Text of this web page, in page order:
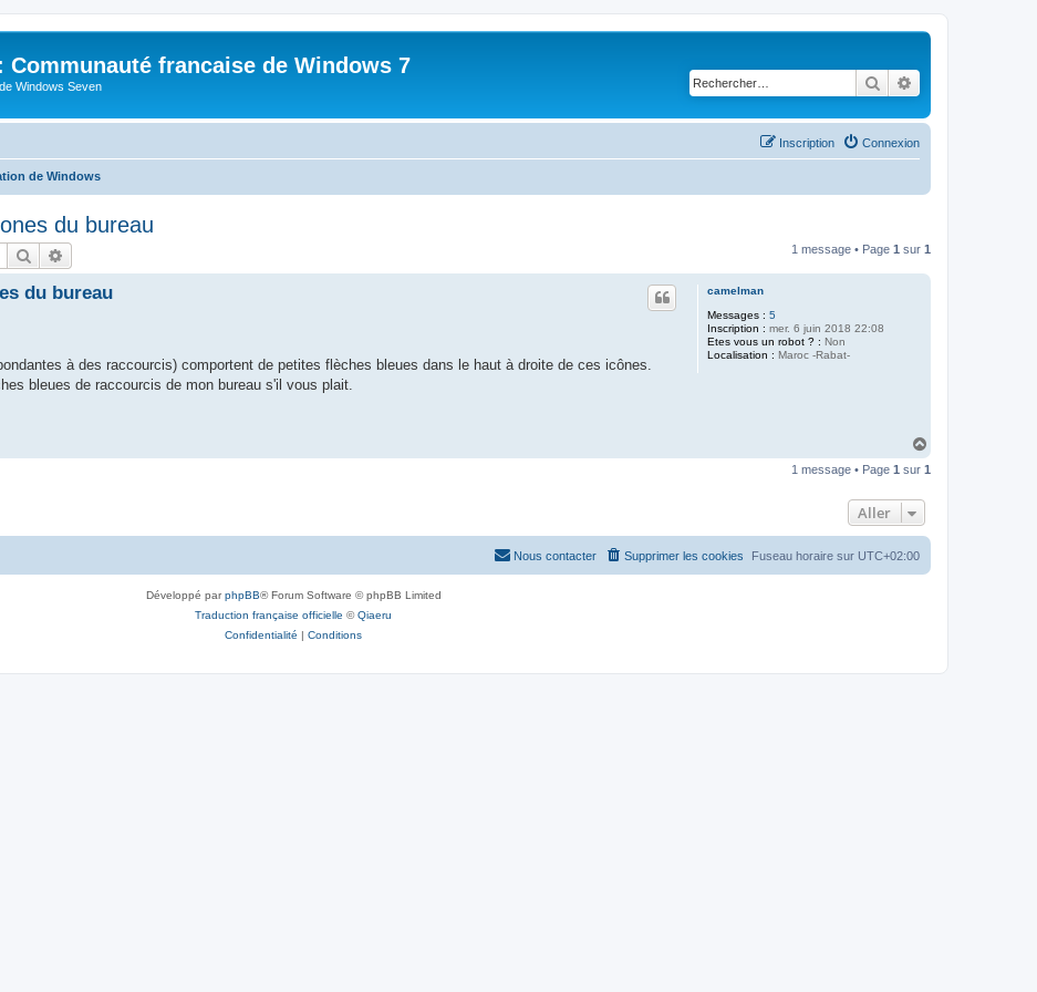
Communauté francaise de Windows 7
Windows Seven Rechercher
Connexion
Inscription
de Windows
du bureau
Rechercher 1 message • Page 1 sur 1
camelman
Messages : 5
Inscription : mer. 6 juin 2018 22:08
Etes vous un robot ? : Non
Localisation : Maroc -Rabat-
du bureau
à des raccourcis) comportent de petites flèches bleues dans le haut à droite de ces icônes.
bleues de raccourcis de mon bureau s'il vous plait.
u
1 message • Page 1 sur 1
Aller
Fuseau horaire sur UTC+02:00
Supprimer les cookies
Nous contacter
Développé parphpBB® Forum Software © phpBB Limited
Traduction française officielle ©Qiaeru
Confidentialité | Conditions